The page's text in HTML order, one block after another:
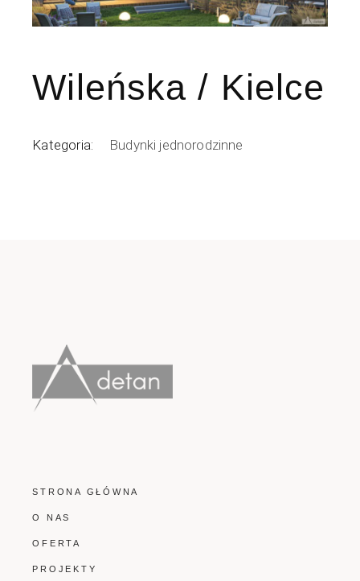
Wileńska / Kielce
Kategoria: Budynki jednorodzinne
STRONA GŁÓWNA
O NAS
OFERTA
PROJEKTY